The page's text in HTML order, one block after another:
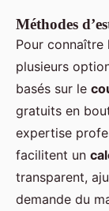
Méthodes
Pour connaître
plusieurs
basés sur le
gratuits en
expertise
facilitent un
transparent,
demande du